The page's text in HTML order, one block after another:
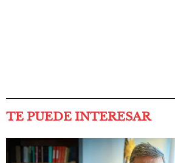
TE PUEDE INTERESAR